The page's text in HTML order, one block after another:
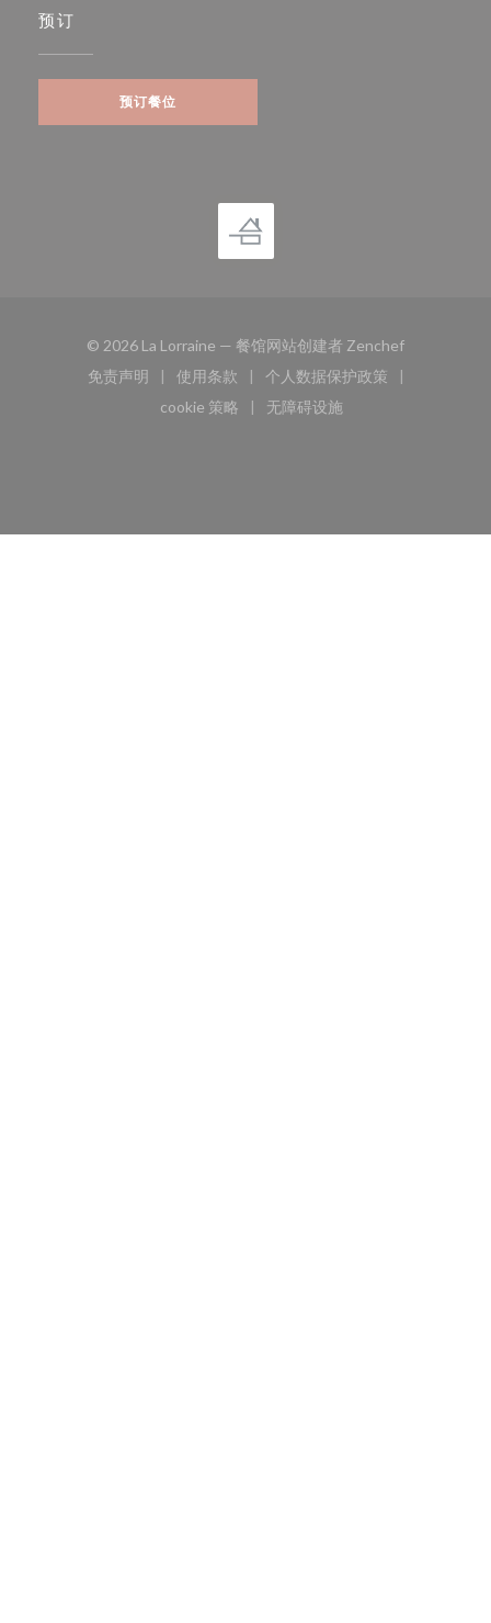
预订
预订餐位
© 2026 La Lorraine — 餐馆网站创建者 Zenchef((在新窗口
免责声明
((在新窗口中打开))
使用条款
((在新窗口中打开))
个人数据保护政策
((在新窗口中打开))
cookie 策略
((在新窗口中打开))
无障碍设施
((在新窗口中打开))